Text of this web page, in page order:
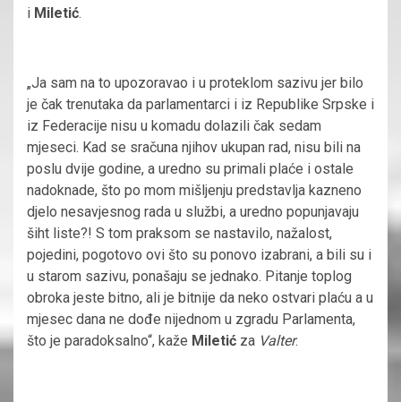
i Miletić.
„Ja sam na to upozoravao i u proteklom sazivu jer bilo
je čak trenutaka da parlamentarci i iz Republike Srpske i
iz Federacije nisu u komadu dolazili čak sedam
mjeseci. Kad se sračuna njihov ukupan rad, nisu bili na
poslu dvije godine, a uredno su primali plaće i ostale
nadoknade, što po mom mišljenju predstavlja kazneno
djelo nesavjesnog rada u službi, a uredno popunjavaju
šiht liste?! S tom praksom se nastavilo, nažalost,
pojedini, pogotovo ovi što su ponovo izabrani, a bili su i
u starom sazivu, ponašaju se jednako. Pitanje toplog
obroka jeste bitno, ali je bitnije da neko ostvari plaću a u
mjesec dana ne dođe nijednom u zgradu Parlamenta,
što je paradoksalno“, kaže Miletić za Valter.